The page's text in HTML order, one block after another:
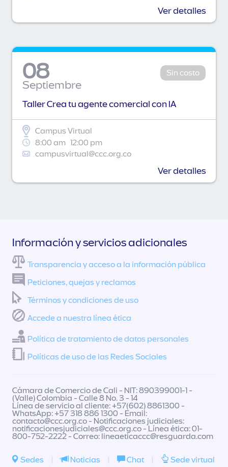
Ver detalles
08
Septiembre
Sin costo
Taller Crea tu agente comercial con IA
Campus Virtual
8:00 am 12:00 pm
campusvirtual@ccc.org.co
Ver detalles
Información y servicios adicionales
Transparencia y acceso a la información pública
Peticiones, quejas y reclamos
Términos y condiciones de uso
Accede a nuestra línea ética
Política de tratamiento de datos personales
Políticas de uso de las Redes Sociales
Cámara de Comercio de Cali - NIT: 890399001-1 -
(Valle) Colombia - Calle 8 No. 3 - 14
Línea de servicio al cliente: +57(602) 8861300 -
WhatsApp: +57 318 886 1300 - Email:
contacto@ccc.org.co- Notificaciones judiciales:
notificacionesjudiciales@ccc.org.co- Línea ética: 01-
800-752-2222 - Correo: lineaeticaccc@resguarda.com
Sedes | Noticias | Chat | Sede virtual